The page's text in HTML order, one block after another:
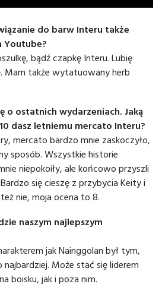
do barw Interu także
Youtube?
bądź czapkę Interu. Lubię
Mam także wytatuowany herb
o ostatnich wydarzeniach. Jaką
dasz letniemu mercato Interu?
mercato bardzo mnie zaskoczyło,
sposób. Wszystkie historie
niepokoiły, ale końcowo przyszli
się cieszę z przybycia Keity i
nie, moja ocena to 8.
naszym najlepszym
jak Nainggolan był tym,
Może stać się liderem
boisku, jak i poza nim.